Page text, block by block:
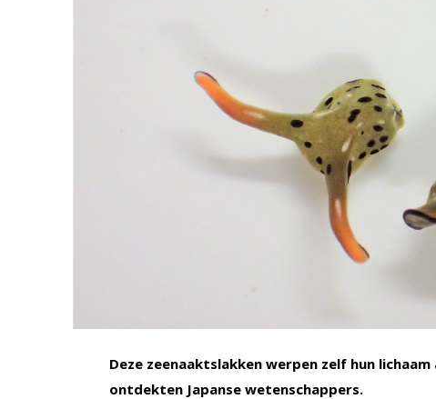
Deze zeenaaktslakken werpen zelf hun
ontdekten Japanse wetenschappers.